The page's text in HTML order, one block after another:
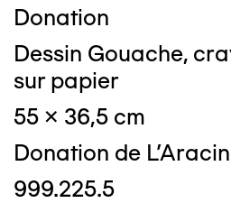
Donation
Dessin Gouache,
sur papier
55 x 36,5 cm
Donation de
999.225.5